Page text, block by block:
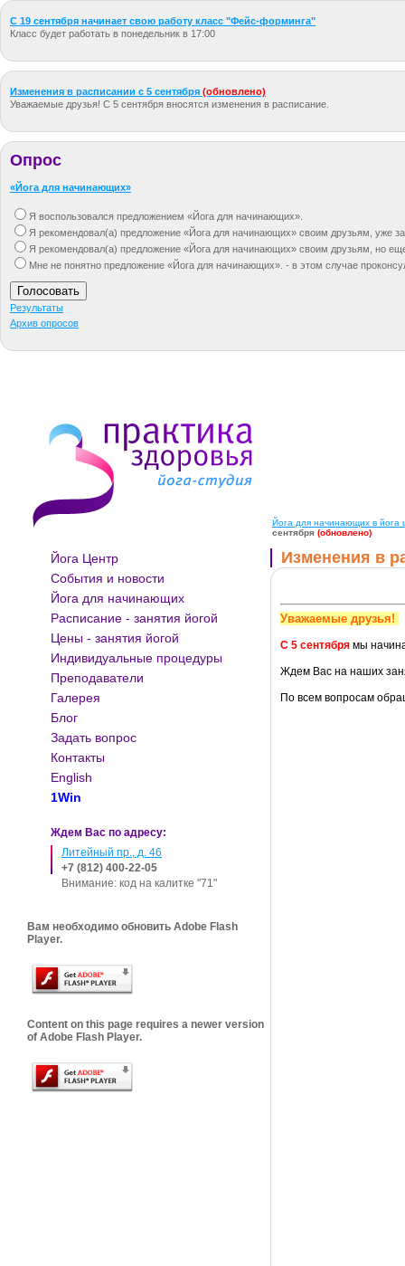
С 19 сентября начинает свою работу класс "Фейс-форминга"
Класс будет работать в понедельник в 17:00
Изменения в расписании c 5 сентября (обновлено)
Уважаемые друзья! С 5 сентября вносятся изменения в расписание.
Опрос
«Йога для начинающих»
Я воспользовался предложением «Йога для начинающих».
Я рекомендовал(а) предложение «Йога для начинающих» своим друзьям, уже
Я рекомендовал(а) предложение «Йога для начинающих» своим друзьям, но
Мне не понятно предложение «Йога для начинающих». - в этом случае
Результаты
Архив опросов
Йога для начинающих в йога
сентября (обновлено)
Йога Центр
События и новости
Йога для начинающих
Расписание - занятия йогой
Цены - занятия йогой
Индивидуальные процедуры
Преподаватели
Галерея
Блог
Задать вопрос
Контакты
English
1Win
Ждем Вас по адресу:
Литейный пр., д. 46
+7 (812) 400-22-05
Внимание: код на калитке "71"
Вам необходимо обновить Adobe Flash
Player.
Content on this page requires a newer version
of Adobe Flash Player.
Изменения в
Уважаемые друзья!
С 5 сентября мы
Ждем Вас на наших
По всем вопросам